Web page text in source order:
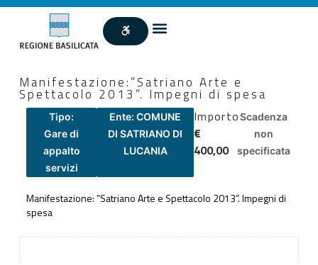
Manifestazione:”Satriano Arte e
Spettacolo 2013”. Impegni di spesa
Tipo:
Gare di
appalto
servizi
Ente: COMUNE
DI SATRIANO DI
LUCANIA
Importo
€
400,00
Scadenza
non
specificata
Manifestazione: ”Satriano Arte e Spettacolo 2013”. Impegni di
spesa